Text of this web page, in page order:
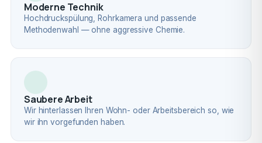
Moderne Technik
Hochdruckspülung, Rohrkamera und passende
Methodenwahl — ohne aggressive Chemie.
Saubere Arbeit
Wir hinterlassen Ihren Wohn- oder Arbeitsbereich so, wie
wir ihn vorgefunden haben.